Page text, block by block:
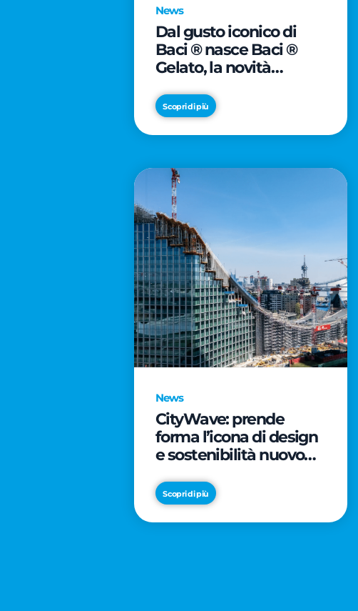
News
Dal gusto iconico di
Baci ® nasce Baci ®
Gelato, la novità
Scopri di più
News
CityWave: prende
forma l’icona di design
e sostenibilità nuovo
Scopri di più